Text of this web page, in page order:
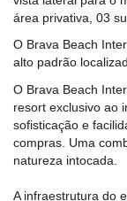
área privativa, 03
O Brava Beach
alto padrão
O Brava Beach
resort exclusivo ao
sofisticação e
compras. Uma
natureza intocada.
A infraestrutura do